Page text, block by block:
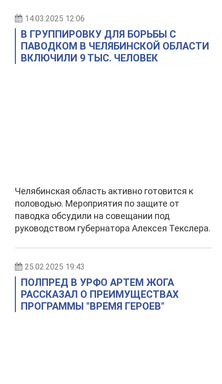
14.03.2025 12:06
В ГРУППИРОВКУ ДЛЯ БОРЬБЫ С
ПАВОДКОМ В ЧЕЛЯБИНСКОЙ ОБЛАСТИ
ВКЛЮЧИЛИ 9 ТЫС. ЧЕЛОВЕК
Челябинская область активно готовится к
половодью. Мероприятия по защите от
паводка обсудили на совещании под
руководством губернатора Алексея Текслера.
25.02.2025 19:43
ПОЛПРЕД В УРФО АРТЕМ ЖОГА
РАССКАЗАЛ О ПРЕИМУЩЕСТВАХ
ПРОГРАММЫ "ВРЕМЯ ГЕРОЕВ"